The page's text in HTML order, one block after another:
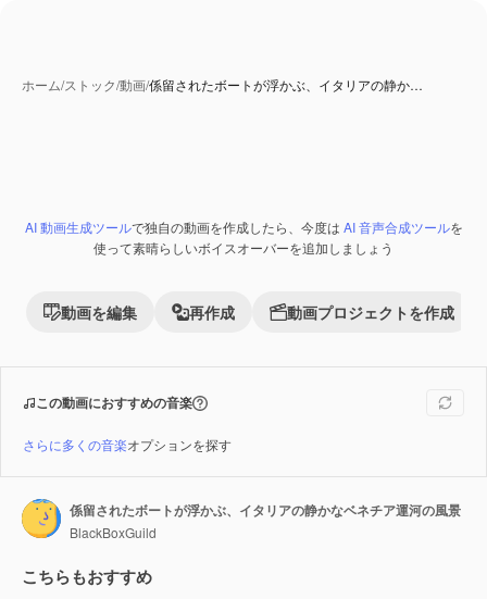
ホーム/ストック/動画/係留されたボートが浮かぶ、イタリアの静か…
Premium
AI 動画生成ツールで独自の動画を作成したら、今度は AI 音声合成ツールを
使って素晴らしいボイスオーバーを追加しましょう
動画を編集 再作成 動画プロジェクトを作成
この動画におすすめの音楽
さらに多くの音楽オプションを探す
係留されたボートが浮かぶ、イタリアの静かなベネチア運河の風景
BlackBoxGuild
こちらもおすすめ